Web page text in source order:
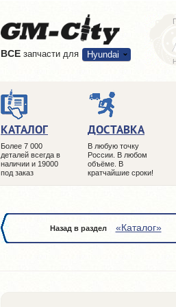
ВCE запчасти для Hyundai
КАТАЛОГ
Более 7 000
деталей всегда в
наличии и 19000
под заказ
ДОСТАВКА
В любую точку
России. В любом
объёме. В
кратчайшие сроки!
Назад в раздел «Каталог»